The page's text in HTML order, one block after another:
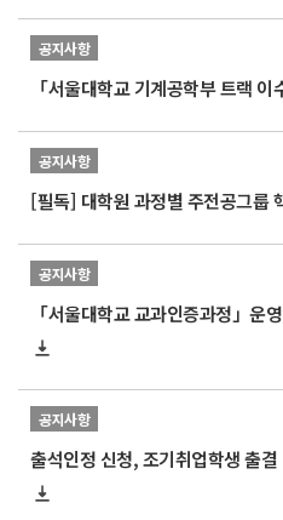
공지사항
공지사항
[필독] 대학원 과정별 주전공그룹
공지사항
「서울대학교 교과인증과정」
공지사항